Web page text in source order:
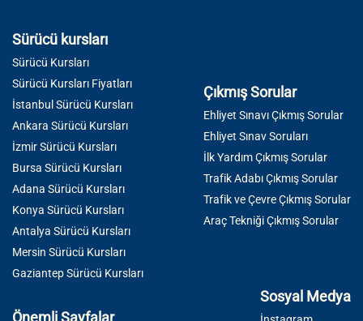
Sürücü kursları
Sürücü Kursları
Sürücü Kursları Fiyatları
İstanbul Sürücü Kursları
Ankara Sürücü Kursları
İzmir Sürücü Kursları
Bursa Sürücü Kursları
Adana Sürücü Kursları
Konya Sürücü Kursları
Antalya Sürücü Kursları
Mersin Sürücü Kursları
Gaziantep Sürücü Kursları
Çıkmış Sorular
Ehliyet Sınavı Çıkmış Sorular
Ehliyet Sınav Soruları
İlk Yardım Çıkmış Sorular
Trafik Adabı Çıkmış Sorular
Trafik ve Çevre Çıkmış Sorular
Araç Tekniği Çıkmış Sorular
Sosyal Medya